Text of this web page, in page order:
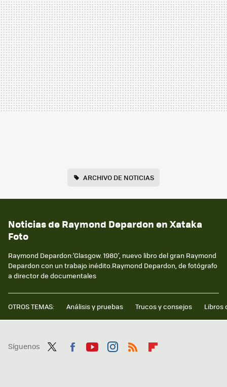
ARCHIVO DE NOTICIAS
Noticias de Raymond Depardon en Xataka
Foto
Raymond Depardon:‘Glasgow. 1980’, nuevo libro del gran Raymond
Depardon con un trabajo inédito.Raymond Depardon, de fotógrafo
a director de documentales
OTROS TEMAS: Análisis y pruebas Trucos y consejos Libros
Síguenos